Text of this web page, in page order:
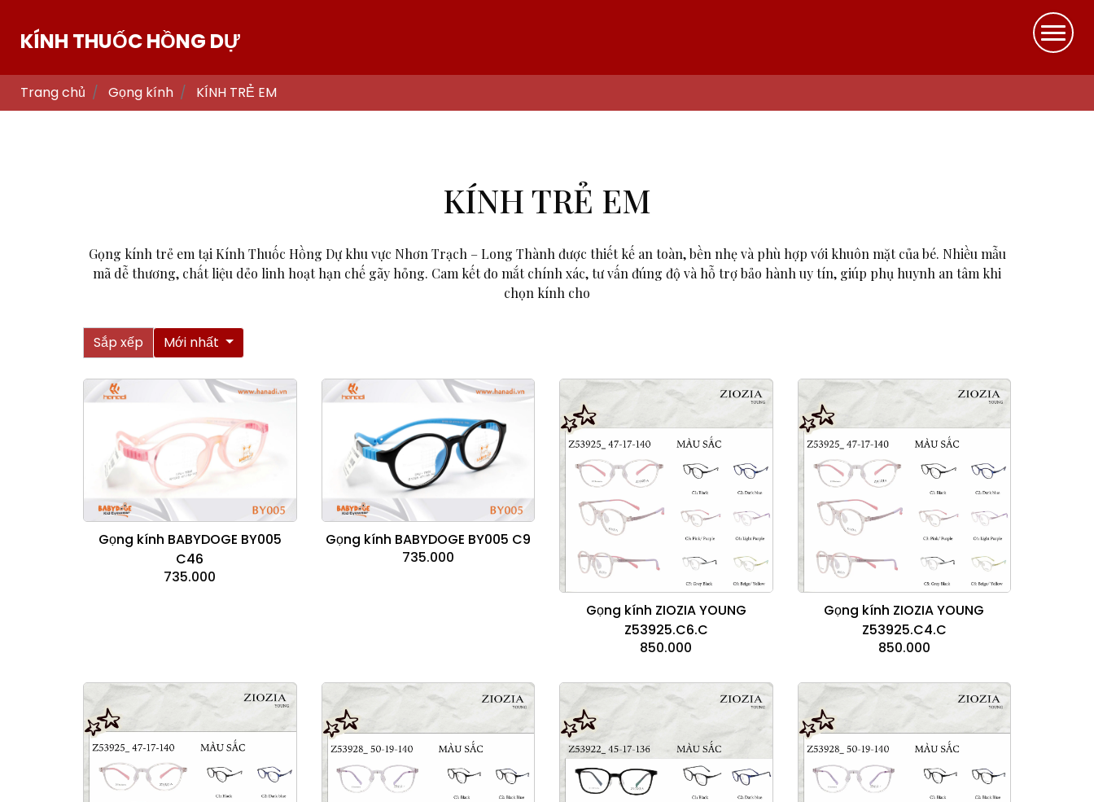
KÍNH THUỐC HỒNG DỰ
Trang chủ Gọng kính KÍNH TRẺ EM
KÍNH TRẺ EM
Gọng kính trẻ em tại Kính Thuốc Hồng Dự khu vực Nhơn Trạch – Long Thành được thiết kế an toàn, bền nhẹ và phù hợp với khuôn mặt của bé. Nhiều mẫu
mã dễ thương, chất liệu dẻo linh hoạt hạn chế gãy hỏng. Cam kết đo mắt chính xác, tư vấn đúng độ và hỗ trợ bảo hành uy tín, giúp phụ huynh an tâm khi
chọn kính cho
Sắp xếp Mới nhất
Gọng kính BABYDOGE BY005
C46
735.000
Gọng kính BABYDOGE BY005 C9
735.000
Gọng kính ZIOZIA YOUNG
Z53925.C6.C
850.000
Gọng kính ZIOZIA YOUNG
Z53925.C4.C
850.000